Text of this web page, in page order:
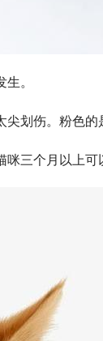
。
划伤。粉色的
三个月以上